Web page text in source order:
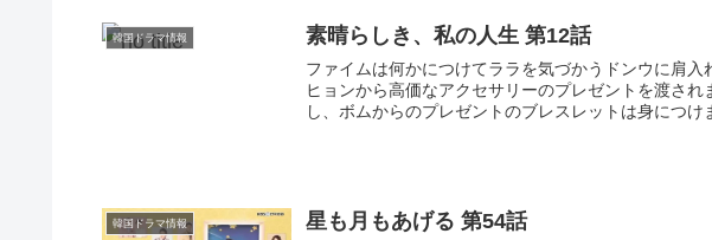
韓国ドラマ情報 素晴らしき、私の人生 第12話
ファイムは何かにつけてララを気づかうドンウに肩
ヒョンから高価なアクセサリーのプレゼントを渡さ
し、ボムからのプレゼントのブレスレットは身につけ
韓国ドラマ情報 星も月もあげる 第54話